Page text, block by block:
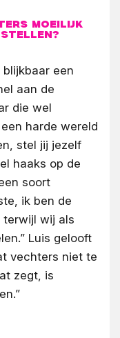
moeilijk
stellen?
een
aan de
die wel
harde wereld
stel jij jezelf
haaks op de
soort
ik ben de
terwijl wij als
Luis gelooft
vechters niet te
zegt, is